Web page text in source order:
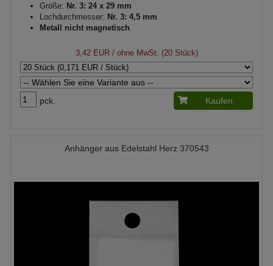
Größe: Nr. 3: 24 x 29 mm
Lochdurchmesser: Nr. 3: 4,5 mm
Metall nicht magnetisch
3,42 EUR/ ohne MwSt. (20 Stück)
pck. Kaufen
Anhänger aus Edelstahl Herz 370543